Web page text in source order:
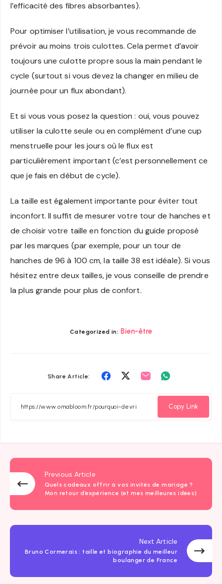
l’efficacité des fibres absorbantes).
Pour optimiser l’utilisation, je vous recommande de
prévoir au moins trois culottes. Cela permet d’avoir
toujours une culotte propre sous la main pendant le
cycle (surtout si vous devez la changer en milieu de
journée pour un flux abondant).
Et si vous vous posez la question : oui, vous pouvez
utiliser la culotte seule ou en complément d’une cup
menstruelle pour les jours où le flux est
particulièrement important (c’est personnellement ce
que je fais en début de cycle).
La taille est également importante pour éviter tout
inconfort. Il suffit de mesurer votre tour de hanches et
de choisir votre taille en fonction du guide proposé
par les marques (par exemple, pour un tour de
hanches de 96 à 100 cm, la taille 38 est idéale). Si vous
hésitez entre deux tailles, je vous conseille de prendre
la plus grande pour plus de confort.
Categorized in: Bien-être
Share Article:
Share
Facebook
Share
Twitter
Share
Whatsapp
Copy Link
Previous Article
Quels cadeaux offrir à vos invités de mariage ?
Mon retour d’expérience (et mes meilleures idées)
Next Article
Bruno Cormerais : taille et biographie du meilleur
boulanger de France